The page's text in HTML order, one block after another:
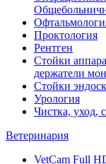
Проктология
Рентген
Стойки
держатели
Стойки
Урология
Чистка, уход,
Ветеринария
VetCam Full